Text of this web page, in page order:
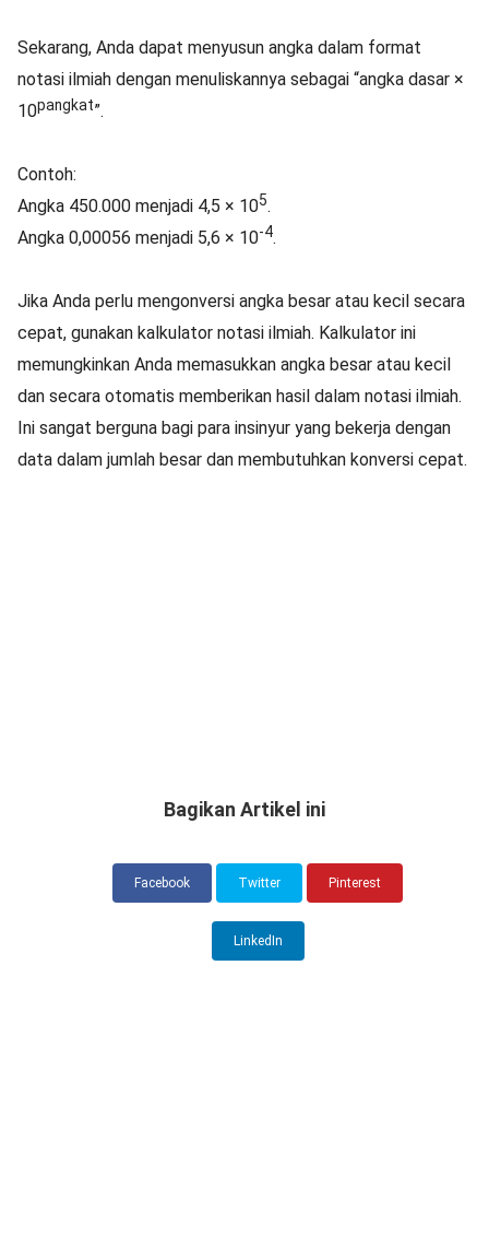
Sekarang, Anda dapat menyusun angka dalam format
notasi ilmiah dengan menuliskannya sebagai “angka dasar ×
10pangkat”.
Contoh:
Angka 450.000 menjadi 4,5 × 105.
Angka 0,00056 menjadi 5,6 × 10-4.
Jika Anda perlu mengonversi angka besar atau kecil secara
cepat, gunakan kalkulator notasi ilmiah. Kalkulator ini
memungkinkan Anda memasukkan angka besar atau kecil
dan secara otomatis memberikan hasil dalam notasi ilmiah.
Ini sangat berguna bagi para insinyur yang bekerja dengan
data dalam jumlah besar dan membutuhkan konversi cepat.
Bagikan Artikel ini
Facebook Twitter Pinterest
LinkedIn